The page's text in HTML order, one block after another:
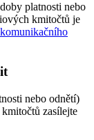
platnosti nebo
kmitočtů je
nebo odnětí)
zasílejte